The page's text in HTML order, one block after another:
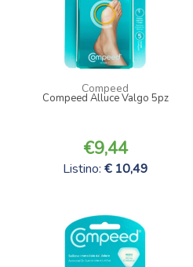
Compeed
Compeed Alluce Valgo 5pz
9,44
Listino: 10,49